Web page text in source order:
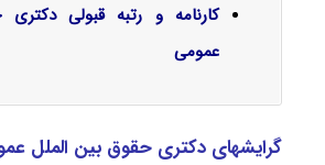
کارنامه و رتبه قبولی دکتری
عمومی
گرایشهای دکتری حقوق بین ‌الملل